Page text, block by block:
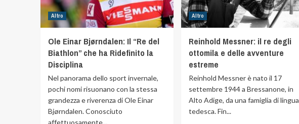
Altro
Ole Einar Bjørndalen: Il “Re del
Biathlon” che ha Ridefinito la
Disciplina
Nel panorama dello sport invernale,
pochi nomi risuonano con la stessa
grandezza e riverenza di Ole Einar
Bjørndalen. Conosciuto
affettuosamente...
Altro
Reinhold Messner: il re degli
ottomila e delle avventure
estreme
Reinhold Messner è nato il 17
settembre 1944 a Bressanone, in
Alto Adige, da una famiglia di lingua
tedesca. Fin...